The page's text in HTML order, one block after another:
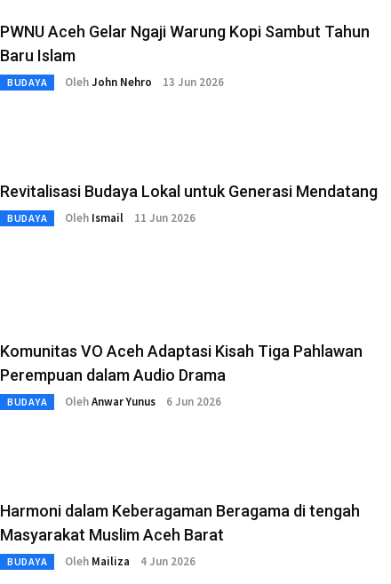
PWNU Aceh Gelar Ngaji Warung Kopi Sambut Tahun
Baru Islam
BUDAYA OlehJohn Nehro 13 Jun 2026
Revitalisasi Budaya Lokal untuk Generasi Mendatang
BUDAYA Oleh Ismail 11 Jun 2026
Komunitas VO Aceh Adaptasi Kisah Tiga Pahlawan
Perempuan dalam Audio Drama
BUDAYA OlehAnwar Yunus 6 Jun 2026
Harmoni dalam Keberagaman Beragama di tengah
Masyarakat Muslim Aceh Barat
BUDAYA Oleh Mailiza 4 Jun 2026